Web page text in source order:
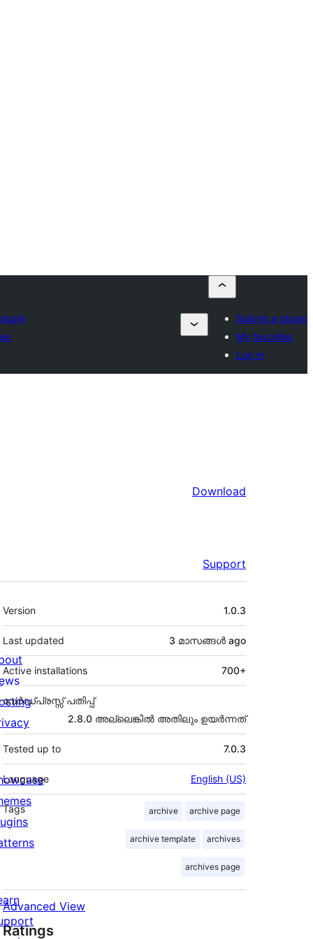
Submit a plugin
My favorites
Log in
Download
Support
Meta
Version 1.0.3
Last updated 3 മാസങ്ങള്‍ ago
Active installations 700+
വേർഡ്പ്രസ്സ് പതിപ്പ്
2.8.0 അല്ലെങ്കില്‍ അതിലും ഉയര്‍ന്നത്
Tested up to 7.0.3
Language English (US)
Tags archive archive page
archive template archives
archives page
Advanced View
Ratings